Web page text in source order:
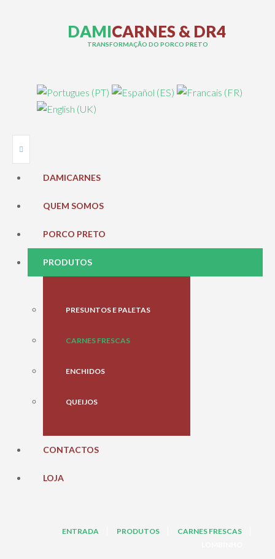
DAMICARNES& DR4
TRANSFORMAÇÃO DO PORCO PRETO
DAMICARNES
QUEM SOMOS
PORCO PRETO
PRODUTOS
PRESUNTOS E PALETAS
CARNES FRESCAS
ENCHIDOS
QUEIJOS
CONTACTOS
LOJA
ENTRADA PRODUTOS
CARNES FRESCAS